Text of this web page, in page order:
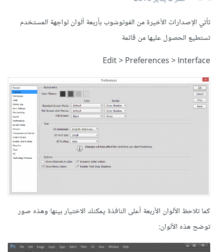
تأتي الإصدارات الأخيرة من الفوتوشوب بأربعة ألوان لواجهة المستخدم
تستطيع الحصول عليها من قائمة
Edit > Preferences > Interface
كما تلاحظ الألوان الأربعة أعلى النافذة يمكنك الاختيار بينها وهذه صور
توضح هذه الألوان: